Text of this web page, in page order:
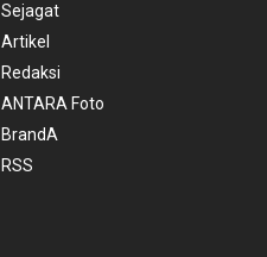
Sejagat
Artikel
Redaksi
ANTARA Foto
BrandA
RSS